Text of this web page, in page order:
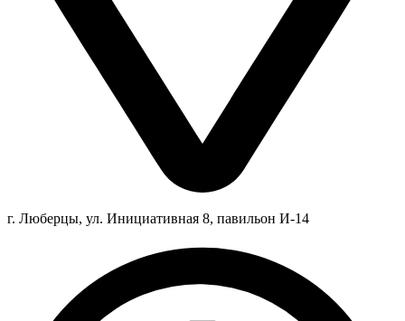
г. Люберцы, ул. Инициативная 8, павильон И-14